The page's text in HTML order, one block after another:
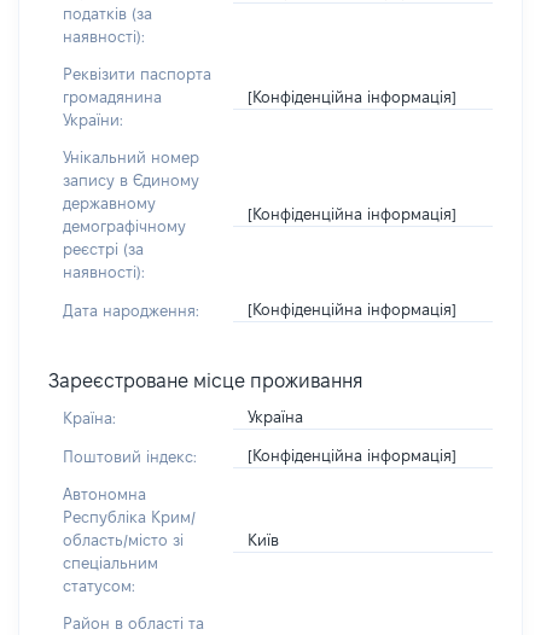
податків (за
наявності):
Реквізити паспорта
громадянина
України:
[Конфіденційна інформація]
Унікальний номер
запису в Єдиному
державному
демографічному
реєстрі (за
наявності):
[Конфіденційна інформація]
Дата народження: [Конфіденційна інформація]
Зареєстроване місце проживання
Країна: Україна
Поштовий індекс: [Конфіденційна інформація]
Автономна
Республіка Крим/
область/місто зі
спеціальним
статусом:
Київ
Район в області та